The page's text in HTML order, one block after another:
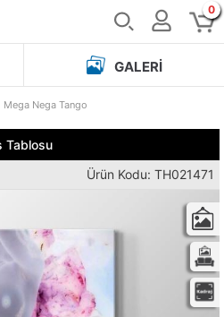
0
GALERI
Mega Nega Tango
Tablosu
Ürün Kodu: TH021471